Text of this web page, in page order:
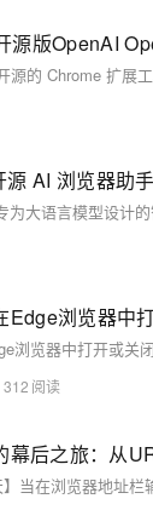
312
幕后之旅：从